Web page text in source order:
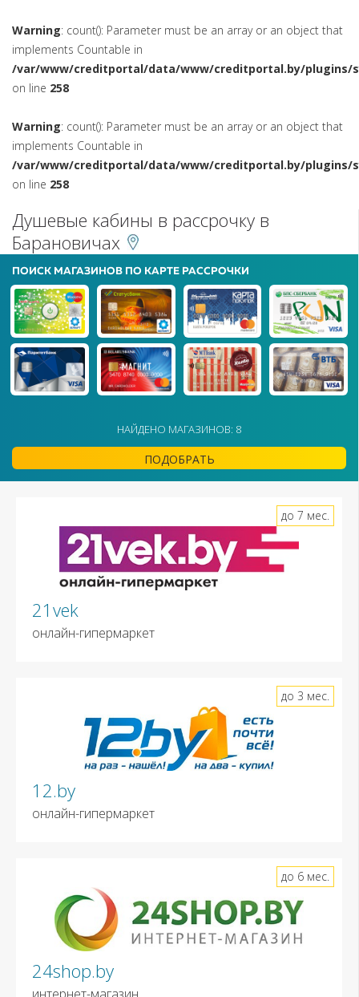
Warning: count(): Parameter must be an array or an object that
implements Countable in
/var/www/creditportal/data/www/creditportal.by/plugins/
on line 258
Warning: count(): Parameter must be an array or an object that
implements Countable in
/var/www/creditportal/data/www/creditportal.by/plugins/
on line 258
Душевые кабины в рассрочку в
Барановичах
ПОИСК МАГАЗИНОВ ПО КАРТЕ РАССРОЧКИ
НАЙДЕНО МАГАЗИНОВ: 8
ПОДОБРАТЬ
21vek
онлайн-гипермаркет
до 7 мес.
12.by
онлайн-гипермаркет
до 3 мес.
24shop.by
до 6 мес.